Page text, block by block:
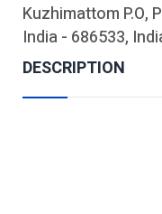
Kuzhimattom P.O,
India - 686533,
DESCRIPTION